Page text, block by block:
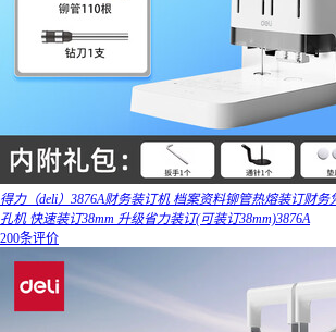
得力（deli）3876A财务装订机 档案资料铆管热熔装订财
孔机 快速装订38mm 升级省力装订(可装订38mm)3876A
200条评价